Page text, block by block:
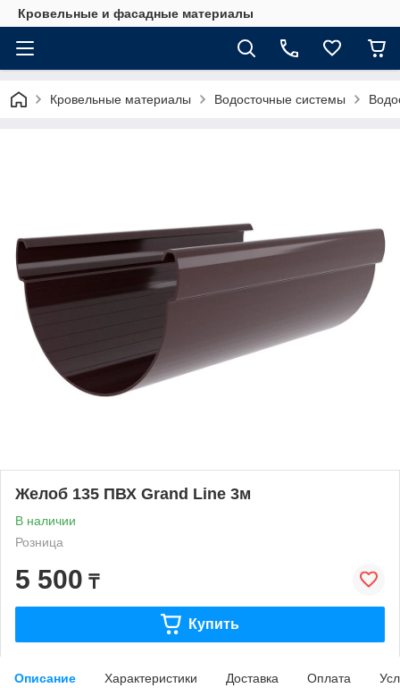
Кровельные и фасадные материалы
Кровельные материалы Водосточные системы
Желоб 135 ПВХ Grand Line 3м
В наличии
Розница
5 500 ₸
Купить
Описание Характеристики Доставка Оплата